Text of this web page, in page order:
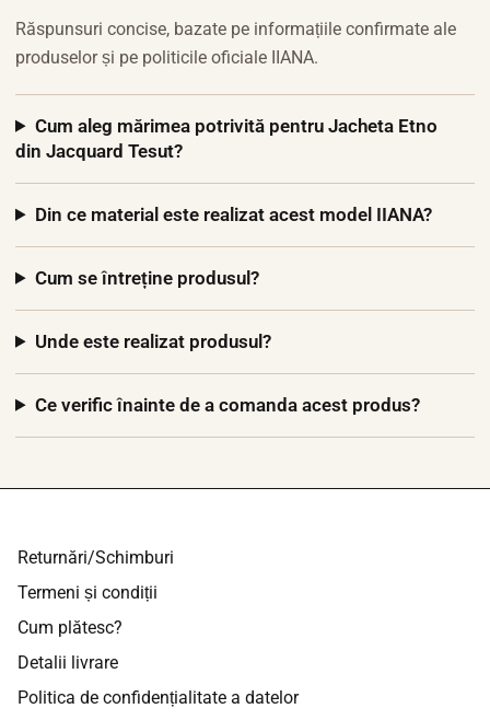
Răspunsuri concise, bazate pe informațiile confirmate ale
produselor și pe politicile oficiale IIANA.
Cum aleg mărimea potrivită pentru Jacheta Etno
din Jacquard Tesut?
Din ce material este realizat acest model IIANA?
Cum se întreține produsul?
Unde este realizat produsul?
Ce verific înainte de a comanda acest produs?
Returnări/Schimburi
Termeni și condiții
Cum plătesc?
Detalii livrare
Politica de confidențialitate a datelor